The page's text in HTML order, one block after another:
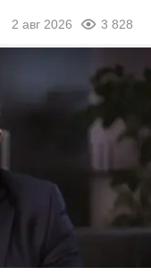
2 авг 2026 3 828